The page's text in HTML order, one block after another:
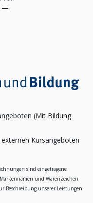
—
(Mit Bildung
Kursangeboten
sind eingetragene
und Warenzeichen
Beschreibung unserer Leistungen.